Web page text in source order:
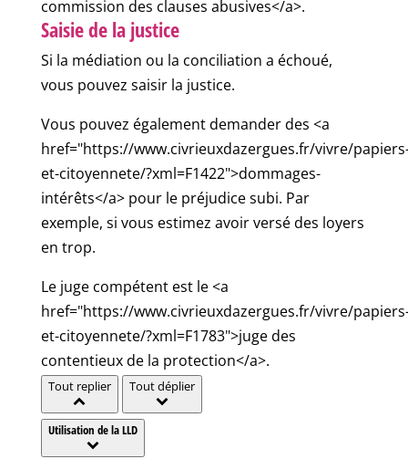
commission des clauses abusives</a>.
Saisie de la justice
Si la médiation ou la conciliation a échoué,
vous pouvez saisir la justice.
Vous pouvez également demander des <a
href="https://www.civrieuxdazergues.fr/vivre/
et-citoyennete/?xml=F1422">dommages-
intérêts</a> pour le préjudice subi. Par
exemple, si vous estimez avoir versé des loyers
en trop.
Le juge compétent est le <a
href="https://www.civrieuxdazergues.fr/vivre/
et-citoyennete/?xml=F1783">juge des
contentieux de la protection</a>.
Tout replier Tout déplier
Utilisation de la LLD